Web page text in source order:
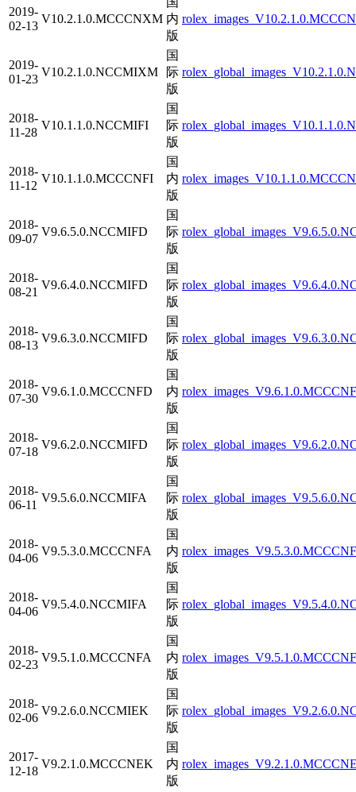
2019-
02-13
V10.2.1.0.MCCCNXM 内
版
2019-
01-23
V10.2.1.0.NCCMIXM
国
际
版
2018-
11-28
V10.1.1.0.NCCMIFI
国
际
版
2018-
11-12
V10.1.1.0.MCCCNFI
国
内
版
2018-
09-07
V9.6.5.0.NCCMIFD
国
际
版
2018-
08-21
V9.6.4.0.NCCMIFD
国
际
版
2018-
08-13
V9.6.3.0.NCCMIFD
国
际
版
2018-
07-30
V9.6.1.0.MCCCNFD
国
内
版
2018-
07-18
V9.6.2.0.NCCMIFD
国
际
版
2018-
06-11
V9.5.6.0.NCCMIFA
国
际
版
2018-
04-06
V9.5.3.0.MCCCNFA
国
内
版
2018-
04-06
V9.5.4.0.NCCMIFA
国
际
版
2018-
02-23
V9.5.1.0.MCCCNFA
国
内
版
2018-
02-06
V9.2.6.0.NCCMIEK
国
际
版
2017-
12-18
V9.2.1.0.MCCCNEK
国
内
版